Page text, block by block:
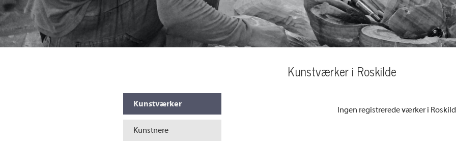
Kunstværker i Roskilde
Kunstværker
Kunstnere
Ingen registrerede værker i